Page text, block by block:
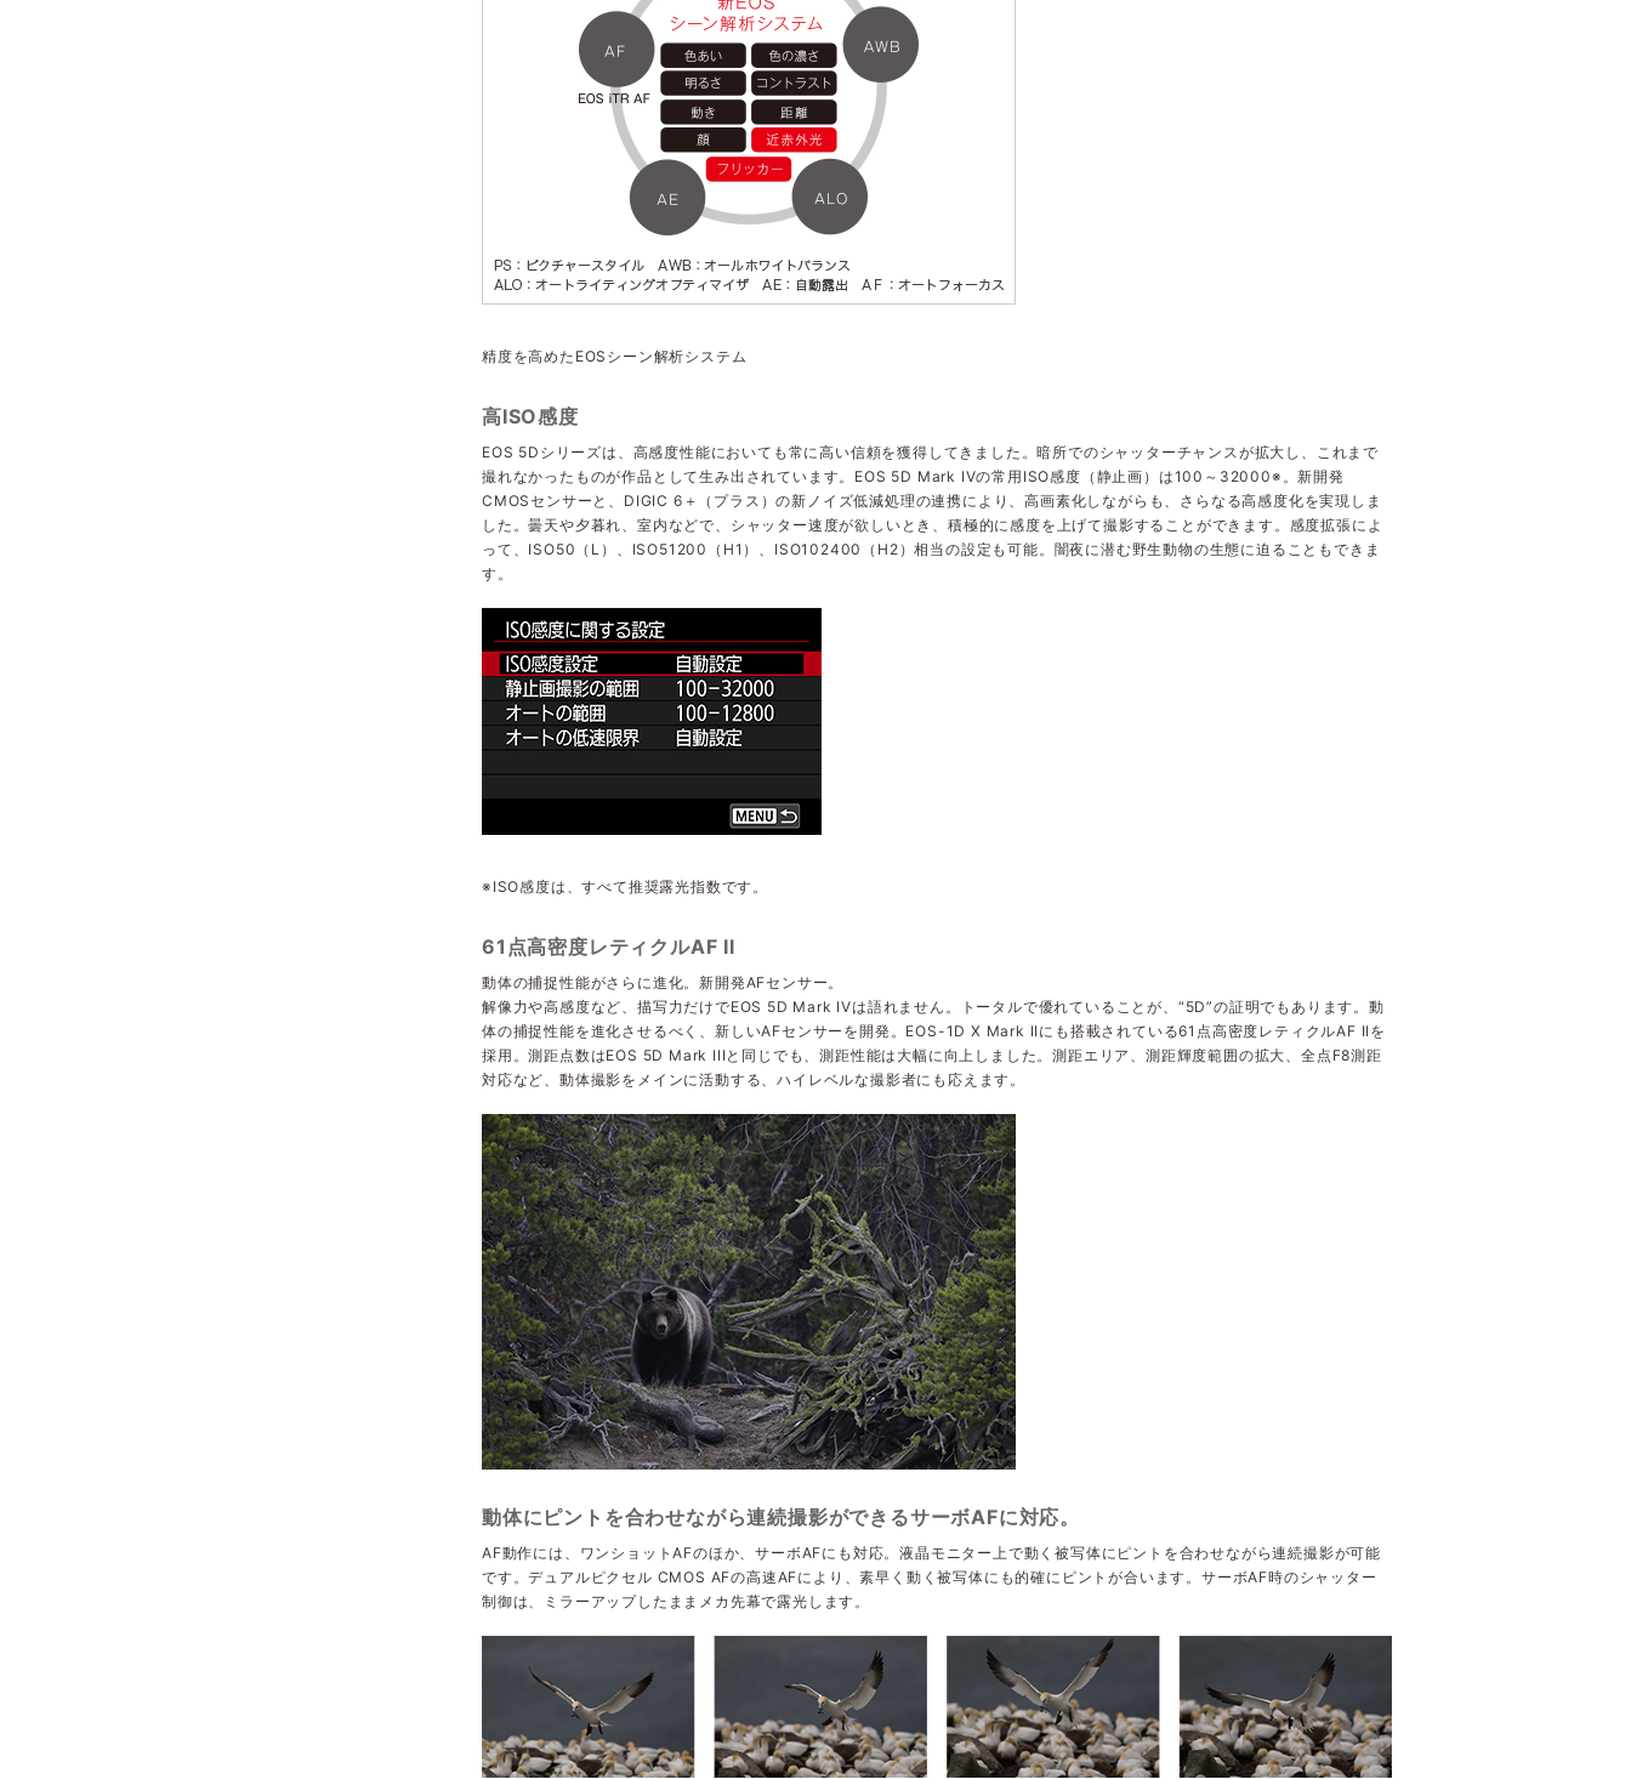
精度を高めたEOSシーン解析システム
高ISO感度
EOS 5Dシリーズは、高感度性能においても常に高い信頼を獲得してきました。暗所でのシャッターチャンスが拡大し、これまで
撮れなかったものが作品として生み出されています。EOS 5D Mark IVの常用ISO感度（静止画）は100～32000※。新開発
CMOSセンサーと、DIGIC 6＋（プラス）の新ノイズ低減処理の連携により、高画素化しながらも、さらなる高感度化を実現しま
した。曇天や夕暮れ、室内などで、シャッター速度が欲しいとき、積極的に感度を上げて撮影することができます。感度拡張によ
って、ISO50（L）、ISO51200（H1）、ISO102400（H2）相当の設定も可能。闇夜に潜む野生動物の生態に迫ることもできま
す。
※ISO感度は、すべて推奨露光指数です。
61点高密度レティクルAF II
動体の捕捉性能がさらに進化。新開発AFセンサー。
解像力や高感度など、描写力だけでEOS 5D Mark IVは語れません。トータルで優れていることが、“5D”の証明でもあります。動
体の捕捉性能を進化させるべく、新しいAFセンサーを開発。EOS-1D X Mark IIにも搭載されている61点高密度レティクルAF IIを
採用。測距点数はEOS 5D Mark IIIと同じでも、測距性能は大幅に向上しました。測距エリア、測距輝度範囲の拡大、全点F8測距
対応など、動体撮影をメインに活動する、ハイレベルな撮影者にも応えます。
動体にピントを合わせながら連続撮影ができるサーボAFに対応。
AF動作には、ワンショットAFのほか、サーボAFにも対応。液晶モニター上で動く被写体にピントを合わせながら連続撮影が可能
です。デュアルピクセル CMOS AFの高速AFにより、素早く動く被写体にも的確にピントが合います。サーボAF時のシャッター
制御は、ミラーアップしたままメカ先幕で露光します。